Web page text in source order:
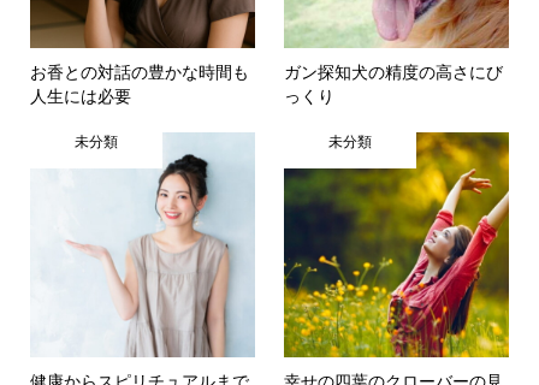
お香との対話の豊かな時間も
人生には必要
ガン探知犬の精度の高さにび
っくり
未分類
健康からスピリチュアルまで
未分類
幸せの四葉のクローバーの見